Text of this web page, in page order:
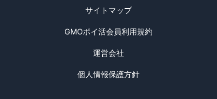
サイトマップ
GMOポイ活会員利用規約
運営会社
個人情報保護方針